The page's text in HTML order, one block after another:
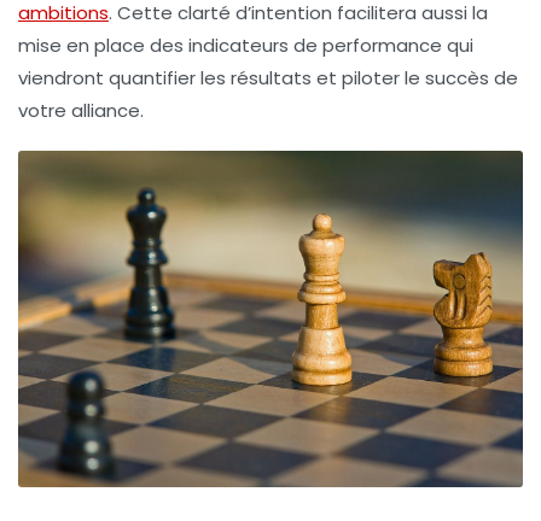
ambitions. Cette clarté d’intention facilitera aussi la
mise en place des indicateurs de performance qui
viendront quantifier les résultats et piloter le succès de
votre alliance.